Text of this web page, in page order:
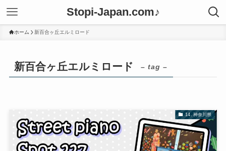
Stopi-Japan.com♪
ホーム 新百合ヶ丘エルミロード
新百合ヶ丘エルミロード – tag –
14. 神奈川県